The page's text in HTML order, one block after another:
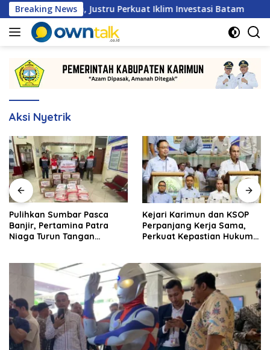
Langsung
ke
konten
Breaking NewsJustru Perkuat Iklim Investasi Batam
Aksi Nyetrik
Pulihkan Sumbar Pasca
Banjir, Pertamina Patra
Niaga Turun Tangan
Kejari Karimun dan KSOP
Perpanjang Kerja Sama,
Perkuat Kepastian Hukum